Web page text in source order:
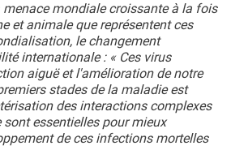
menace mondiale croissante à la fois
et animale que représentent ces
le changement
internationale : « Ces virus
aiguë et l'amélioration de notre
stades de la maladie est
des interactions complexes
sont essentielles pour mieux
de ces infections mortelles